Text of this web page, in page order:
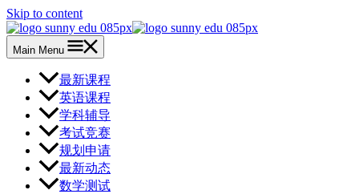
Skip to content
Main Menu
最新课程
英语课程
学科辅导
考试竞赛
规划申请
最新动态
数学测试